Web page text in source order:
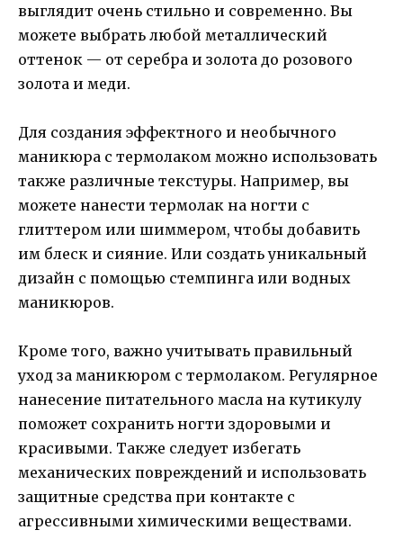
выглядит очень стильно и современно. Вы
можете выбрать любой металлический
оттенок — от серебра и золота до розового
золота и меди.
Для создания эффектного и необычного
маникюра с термолаком можно использовать
также различные текстуры. Например, вы
можете нанести термолак на ногти с
глиттером или шиммером, чтобы добавить
им блеск и сияние. Или создать уникальный
дизайн с помощью стемпинга или водных
маникюров.
Кроме того, важно учитывать правильный
уход за маникюром с термолаком. Регулярное
нанесение питательного масла на кутикулу
поможет сохранить ногти здоровыми и
красивыми. Также следует избегать
механических повреждений и использовать
защитные средства при контакте с
агрессивными химическими веществами.